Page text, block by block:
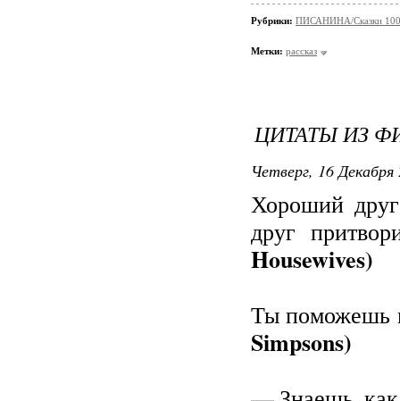
Рубрики: ПИСАНИНА/Сказки
Метки: рассказ
ЦИТАТЫ ИЗ
Четверг, 16
Хороший
друг
Housewives)
Ты поможешь
Simpsons)